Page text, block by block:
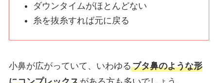
ダウンタイムがほとんどない
糸を抜糸すれば元に戻る
小鼻が広がっていて、いわゆるブタ鼻のような形